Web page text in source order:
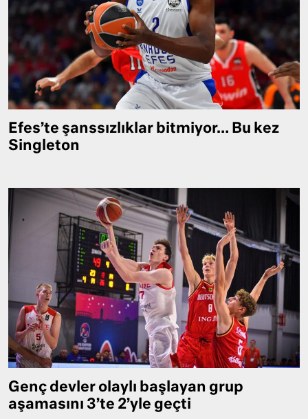
Efes’te şanssızlıklar bitmiyor… Bu kez
Singleton
Genç devler olaylı başlayan grup
aşamasını 3’te 2’yle geçti